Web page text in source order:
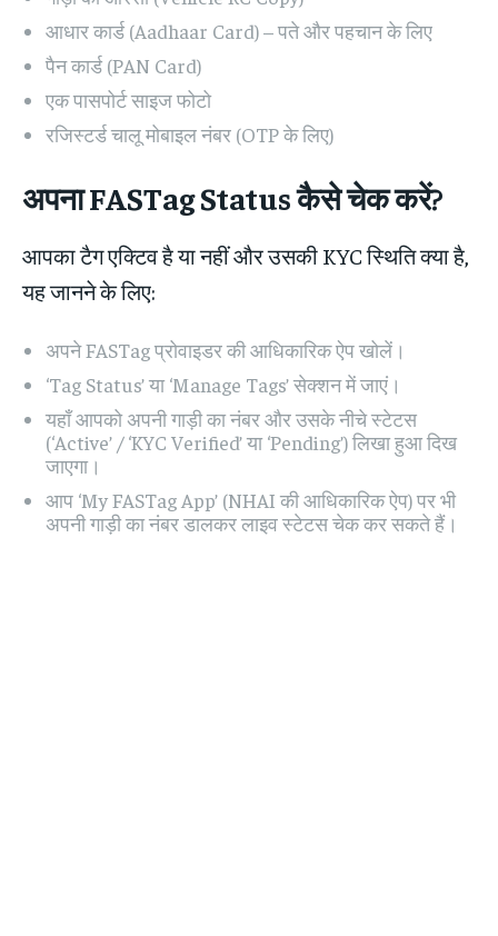
आधार कार्ड (Aadhaar Card) – पते और पहचान के लिए
पैन कार्ड (PAN Card)
एक पासपोर्ट साइज फोटो
रजिस्टर्ड चालू मोबाइल नंबर (OTP के लिए)
अपना FASTag Status कैसे चेक करें?
आपका टैग एक्टिव है या नहीं और उसकी KYC स्थिति क्या है,
यह जानने के लिए:
अपने FASTag प्रोवाइडर की आधिकारिक ऐप खोलें।
‘Tag Status’ या ‘Manage Tags’ सेक्शन में जाएं।
यहाँ आपको अपनी गाड़ी का नंबर और उसके नीचे स्टेटस
(‘Active’ / ‘KYC Verified’ या ‘Pending’) लिखा हुआ दिख
जाएगा।
आप ‘My FASTag App’ (NHAI की आधिकारिक ऐप) पर भी
अपनी गाड़ी का नंबर डालकर लाइव स्टेटस चेक कर सकते हैं।